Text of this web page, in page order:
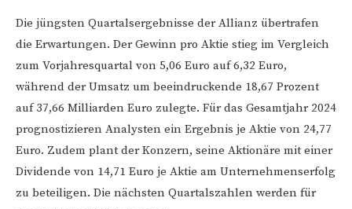
Die jüngsten Quartalsergebnisse der Allianz übertrafen
die Erwartungen. Der Gewinn pro Aktie stieg im Vergleich
zum Vorjahresquartal von 5,06 Euro auf 6,32 Euro,
während der Umsatz um beeindruckende 18,67 Prozent
auf 37,66 Milliarden Euro zulegte. Für das Gesamtjahr 2024
prognostizieren Analysten ein Ergebnis je Aktie von 24,77
Euro. Zudem plant der Konzern, seine Aktionäre mit einer
Dividende von 14,71 Euro je Aktie am Unternehmenserfolg
zu beteiligen. Die nächsten Quartalszahlen werden für